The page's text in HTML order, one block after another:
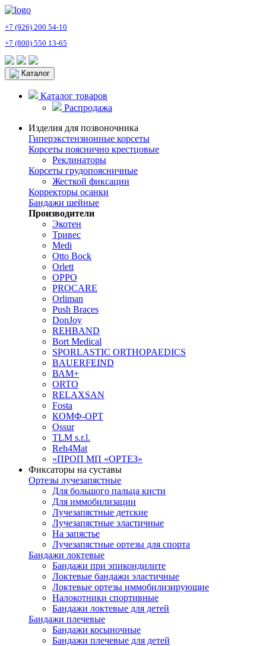
+7 (926) 200 54-10
+7 (800) 550 13-65
Каталог
Каталог товаров
Распродажа
Изделия для позвоночника
Гиперэкстензионные корсеты
Корсеты пояснично крестцовые
Реклинаторы
Корсеты грудопоясничные
Жесткой фиксации
Корректоры осанки
Бандажи шейные
Производители
Экотен
Тривес
Medi
Otto Bock
Orlett
OPPO
PROCARE
Orliman
Push Braces
DonJoy
REHBAND
Bort Medical
SPORLASTIC ORTHOPAEDICS
BAUERFEIND
ВАМ+
ORTO
RELAXSAN
Fosta
КОМФ-ОРТ
Ossur
TLM s.r.l.
Reh4Mat
«ПРОП МП «ОРТЕЗ»
Фиксаторы на суставы
Ортезы лучезапястные
Для большого пальца кисти
Для иммобилизации
Лучезапястные детские
Лучезапястные эластичные
На запястье
Лучезапястные ортезы для спорта
Бандажи локтевые
Бандажи при эпикондилите
Локтевые бандажи эластичные
Локтевые ортезы иммобилизирующие
Налокотники спортивные
Бандажи локтевые для детей
Бандажи плечевые
Бандажи косыночные
Бандажи плечевые для детей